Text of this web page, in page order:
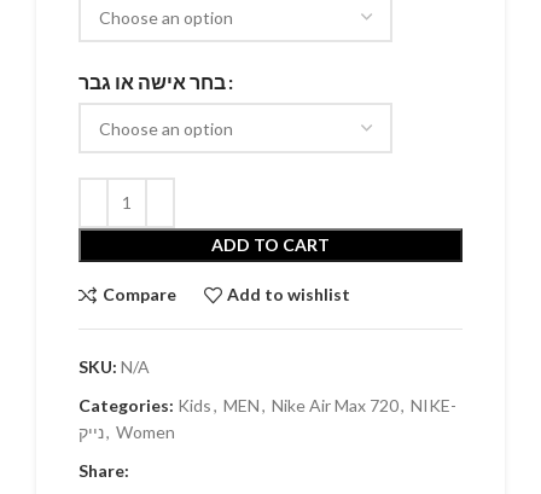
בחר אישה או גבר
ADD TO CART
Compare Add to wishlist
SKU: N/A
Categories: Kids, MEN, Nike Air Max 720, NIKE-
נייק, Women
Share: